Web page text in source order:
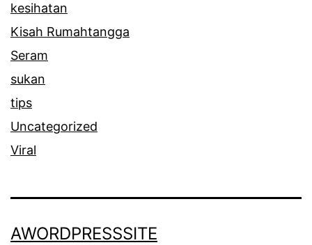
kesihatan
Kisah Rumahtangga
Seram
sukan
tips
Uncategorized
Viral
AWORDPRESSSITE